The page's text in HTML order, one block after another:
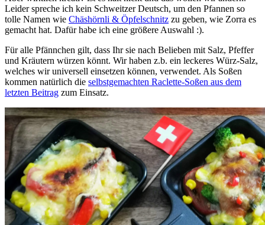
Leider spreche ich kein Schweitzer Deutsch, um den Pfannen so
tolle Namen wie Chäshörnli & Öpfelschnitz zu geben, wie Zorra es
gemacht hat. Dafür habe ich eine größere Auswahl :).
Für alle Pfännchen gilt, dass Ihr sie nach Belieben mit Salz, Pfeffer
und Kräutern würzen könnt. Wir haben z.b. ein leckeres Würz-Salz,
welches wir universell einsetzen können, verwendet. Als Soßen
kommen natürlich die selbstgemachten Raclette-Soßen aus dem
letzten Beitrag zum Einsatz.